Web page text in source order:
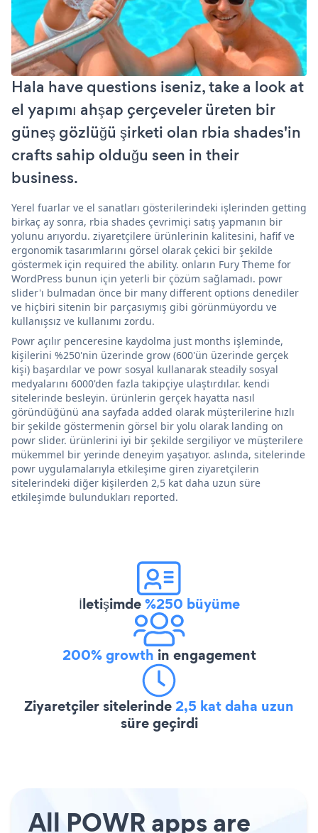
Hala have questions iseniz, take a look at
el yapımı ahşap çerçeveler üreten bir
güneş gözlüğü şirketi olan rbia shades'in
crafts sahip olduğu seen in their
business.
Yerel fuarlar ve el sanatları gösterilerindeki işlerinden getting
birkaç ay sonra, rbia shades çevrimiçi satış yapmanın bir
yolunu arıyordu. ziyaretçilere ürünlerinin kalitesini, hafif ve
ergonomik tasarımlarını görsel olarak çekici bir şekilde
göstermek için required the ability. onların Fury Theme for
WordPress bunun için yeterli bir çözüm sağlamadı. powr
slider'ı bulmadan önce bir many different options denediler
ve hiçbiri sitenin bir parçasıymış gibi görünmüyordu ve
kullanışsız ve kullanımı zordu.
Powr açılır penceresine kaydolma just months işleminde,
kişilerini %250'nin üzerinde grow (600'ün üzerinde gerçek
kişi) başardılar ve powr sosyal kullanarak steadily sosyal
medyalarını 6000'den fazla takipçiye ulaştırdılar. kendi
sitelerinde besleyin. ürünlerin gerçek hayatta nasıl
göründüğünü ana sayfada added olarak müşterilerine hızlı
bir şekilde göstermenin görsel bir yolu olarak landing on
powr slider. ürünlerini iyi bir şekilde sergiliyor ve müşterilere
mükemmel bir yerinde deneyim yaşatıyor. aslında, sitelerinde
powr uygulamalarıyla etkileşime giren ziyaretçilerin
sitelerindeki diğer kişilerden 2,5 kat daha uzun süre
etkileşimde bulundukları reported.
İletişimde%250 büyüme
200% growth in engagement
Ziyaretçiler sitelerinde2,5 kat daha uzun
süre geçirdi
All POWR apps are